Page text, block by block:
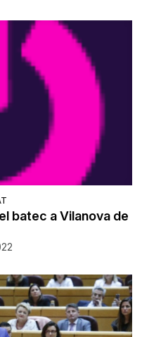
batec a Vilanova de